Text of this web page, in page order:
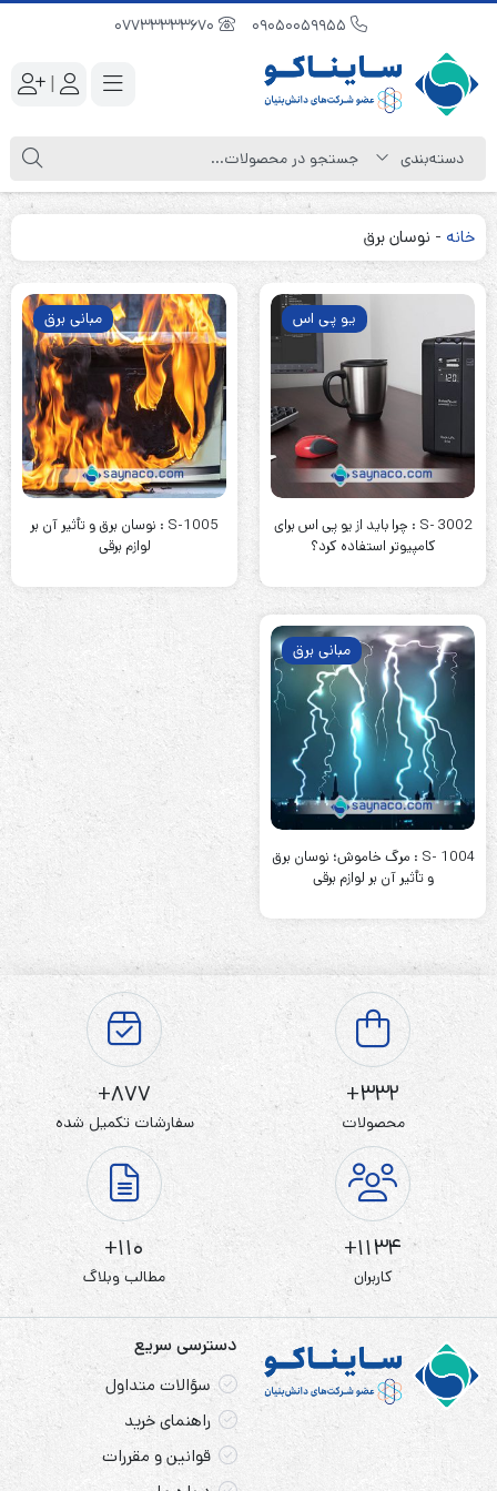
|
خانه - نوسان برق
یو پی اس
S- 3002 : چرا باید از یو پی اس برای
کامپیوتر استفاده کرد؟
مبانی برق
S-1005 : نوسان برق و تأثیر آن بر
لوازم برقی
مبانی برق
S- 1004 : مرگ خاموش؛ نوسان برق
و تأثیر آن بر لوازم برقی
332+
محصولات
877+
سفارشات تکمیل شده
1134+
کاربران
110+
مطالب وبلاگ
دسترسی سریع
سؤالات متداول
راهنمای خرید
قوانین و مقررات